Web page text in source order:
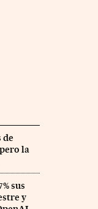
de
la
sus
y